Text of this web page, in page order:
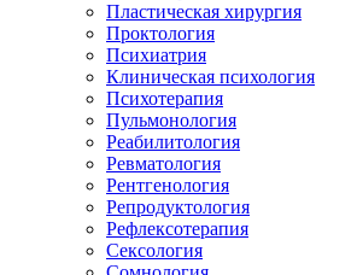
Пластическая хирургия
Проктология
Психиатрия
Клиническая психология
Психотерапия
Пульмонология
Реабилитология
Ревматология
Рентгенология
Репродуктология
Рефлексотерапия
Сексология